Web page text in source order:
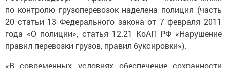
по контролю грузоперевозок наделена полиция (часть
20 статьи 13 Федерального закона от 7 февраля 2011
года «О полиции», статья 12.21 КоАП РФ «Нарушение
правил перевозки грузов, правил буксировки»).
«В современных условиях обеспечение сохранности